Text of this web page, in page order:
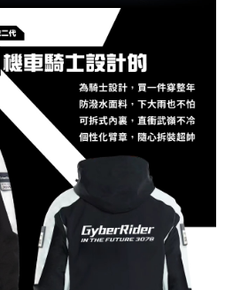
有額度不足之情形，本公司將視審查結果
他人資訊註冊。若發現惡意使用之情形，
該用戶之使用額度並採取法律行動。